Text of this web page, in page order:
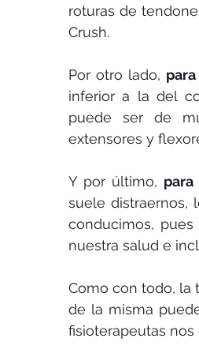
roturas de
Crush.
Por otro lado,
inferior a la del
puede ser de
extensores y
Y por último,
suele distraernos,
conducimos,
nuestra salud e
Como con todo, la
de la misma
fisioterapeutas